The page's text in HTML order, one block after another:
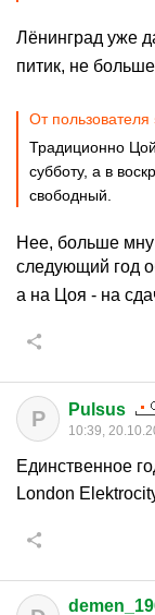
Лёнинград уже
питик, не больше
От пользователя
Традиционно
субботу, а в
свободный.
Нее, больше
следующий год
а на Цоя - на
P Pulsus
10:39,
Единственное
London